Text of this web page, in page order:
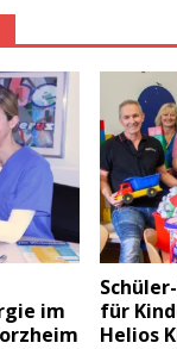
im
für
Helios